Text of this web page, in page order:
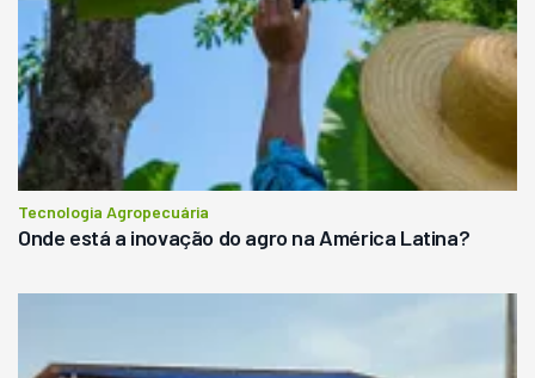
Tecnologia Agropecuária
Onde está a inovação do agro na América Latina?